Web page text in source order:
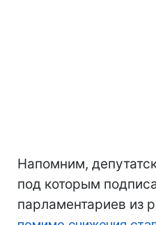
Напомним,
под которым
парламентариев из